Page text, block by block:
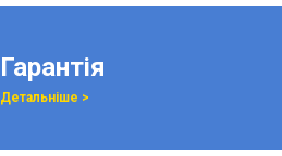
Гарантія
Детальніше >